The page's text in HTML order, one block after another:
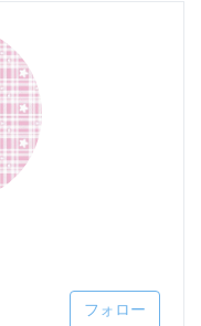
フォロー